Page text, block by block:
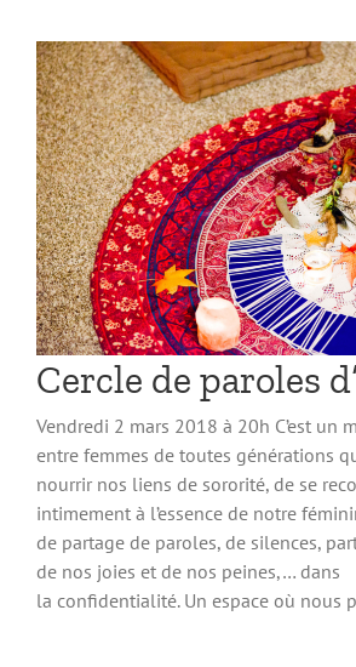
Cercle de paroles
Vendredi 2 mars 2018 à 20h C’est un
entre femmes de toutes générations
nourrir nos liens de sororité, de se
intimement à l’essence de notre
de partage de paroles, de silences,
de nos joies et de nos peines,… dans
la confidentialité. Un espace où nous